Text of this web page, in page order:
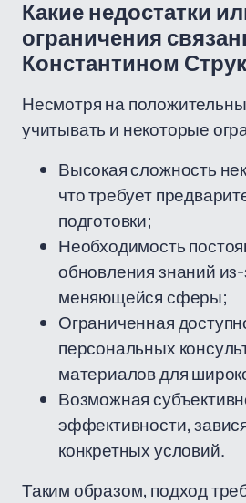
Какие недостатки
ограничения
Константином
Несмотря на
учитывать и некоторые
Высокая сложность
что требует
подготовки;
Необходимость
обновления знаний
меняющейся сферы;
Ограниченная
персональных
материалов для
Возможная
эффективности,
конкретных условий.
Таким образом, подход